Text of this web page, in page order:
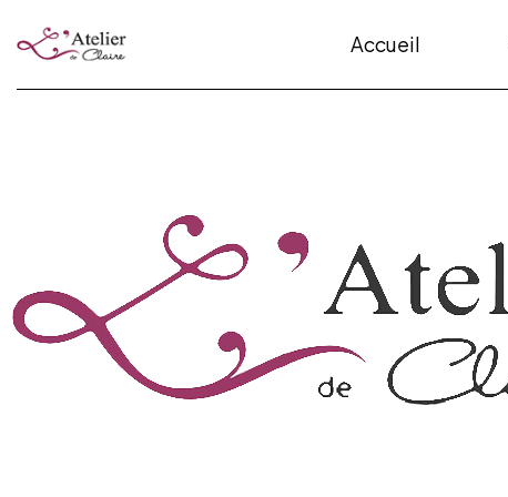
Accueil